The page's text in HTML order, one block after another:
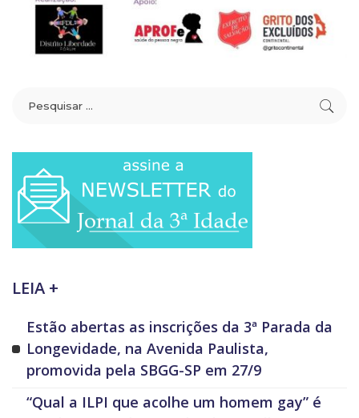
LEIA +
Estão abertas as inscrições da 3ª Parada da
Longevidade, na Avenida Paulista,
promovida pela SBGG-SP em 27/9
“Qual a ILPI que acolhe um homem gay” é